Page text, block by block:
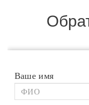
Ваше имя